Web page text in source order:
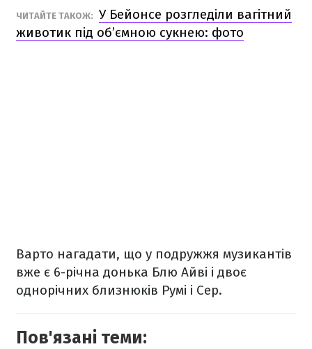
ЧИТАЙТЕ ТАКОЖ: У Бейонсе розгледіли вагітний
животик під об’ємною сукнею: фото
Варто нагадати, що у подружжя музикантів
вже є 6-річна донька Блю Айві і двоє
однорічних близнюків Румі і Сер.
Пов'язані теми: